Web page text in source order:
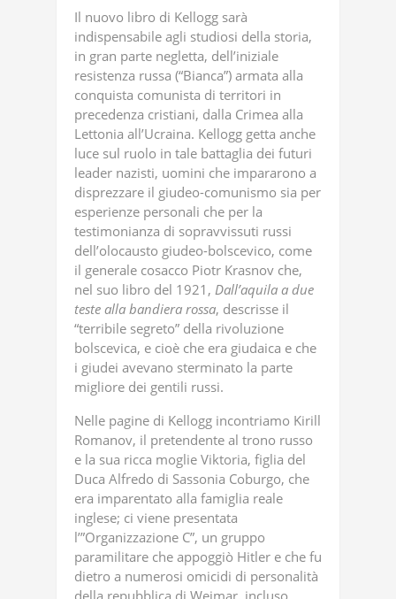
Il nuovo libro di Kellogg sarà
indispensabile agli studiosi della storia,
in gran parte negletta, dell’iniziale
resistenza russa (“Bianca”) armata alla
conquista comunista di territori in
precedenza cristiani, dalla Crimea alla
Lettonia all’Ucraina. Kellogg getta anche
luce sul ruolo in tale battaglia dei futuri
leader nazisti, uomini che impararono a
disprezzare il giudeo-comunismo sia per
esperienze personali che per la
testimonianza di sopravvissuti russi
dell’olocausto giudeo-bolscevico, come
il generale cosacco Piotr Krasnov che,
nel suo libro del 1921, Dall’aquila a due
teste alla bandiera rossa, descrisse il
“terribile segreto” della rivoluzione
bolscevica, e cioè che era giudaica e che
i giudei avevano sterminato la parte
migliore dei gentili russi.
Nelle pagine di Kellogg incontriamo Kirill
Romanov, il pretendente al trono russo
e la sua ricca moglie Viktoria, figlia del
Duca Alfredo di Sassonia Coburgo, che
era imparentato alla famiglia reale
inglese; ci viene presentata
l’”Organizzazione C”, un gruppo
paramilitare che appoggiò Hitler e che fu
dietro a numerosi omicidi di personalità
della repubblica di Weimar, incluso